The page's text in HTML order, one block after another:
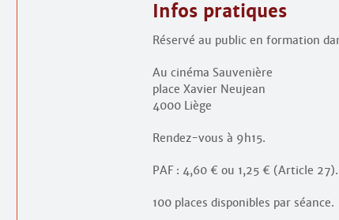
Infos pratiques
Réservé au public en formation
Au cinéma Sauvenière
place Xavier Neujean
4000 Liège
Rendez-vous à 9h15.
PAF : 4,60 € ou 1,25 € (Article
100 places disponibles par séance.